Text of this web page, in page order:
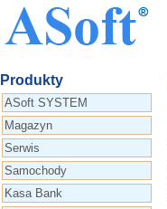
Produkty
ASoft SYSTEM
Magazyn
Serwis
Samochody
Kasa Bank